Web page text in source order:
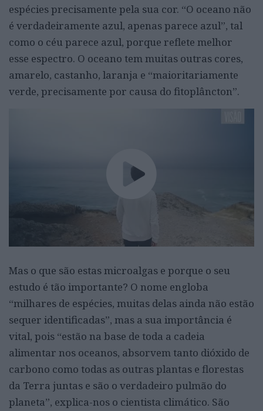
espécies precisamente pela sua cor. “O oceano não
é verdadeiramente azul, apenas parece azul”, tal
como o céu parece azul, porque reflete melhor
esse espectro. O oceano tem muitas outras cores,
amarelo, castanho, laranja e “maioritariamente
verde, precisamente por causa do fitoplâncton”.
Mas o que são estas microalgas e porque o seu
estudo é tão importante? O nome engloba
“milhares de espécies, muitas delas ainda não estão
sequer identificadas”, mas a sua importância é
vital, pois “estão na base de toda a cadeia
alimentar nos oceanos, absorvem tanto dióxido de
carbono como todas as outras plantas e florestas
da Terra juntas e são o verdadeiro pulmão do
planeta”, explica-nos o cientista climático. São